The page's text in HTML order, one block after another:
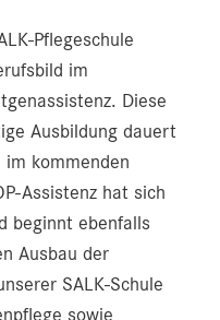
Pflegeschule
im
Diese
Ausbildung dauert
kommenden
Assistenz hat sich
beginnt ebenfalls
Ausbau der
SALK-Schule
sowie